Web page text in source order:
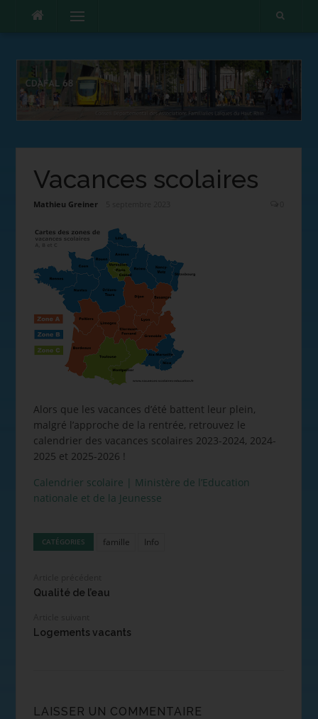
Menu
Vacances scolaires
Mathieu Greiner
Alors que les vacances d’été battent leur plein,
malgré l’approche de la rentrée, retrouvez le
calendrier des vacances scolaires 2023-2024, 2024-
2025 et 2025-2026 !
Calendrier scolaire | Ministère de l’Education
nationale et de la Jeunesse
CATÉGORIES famille Info
Qualité de l’eau
Logements vacants
LAISSER UN COMMENTAIRE